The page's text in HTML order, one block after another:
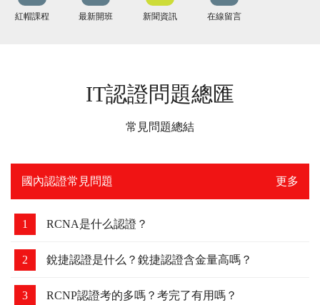
紅帽課程 最新開班 新聞資訊 在線留言
IT認證問題總匯
常見問題總結
國內認證常見問題 更多
1 RCNA是什么認證？
2 銳捷認證是什么？銳捷認證含金量高嗎？
3 RCNP認證考的多嗎？考完了有用嗎？